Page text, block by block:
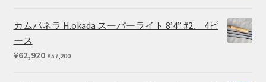
価
の
カムパネラ H.okada スーパーライト 8’4” #2、 4ピ
ース
¥62,920 ¥57,200